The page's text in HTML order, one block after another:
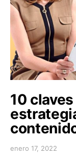
10
enero 17, 2022